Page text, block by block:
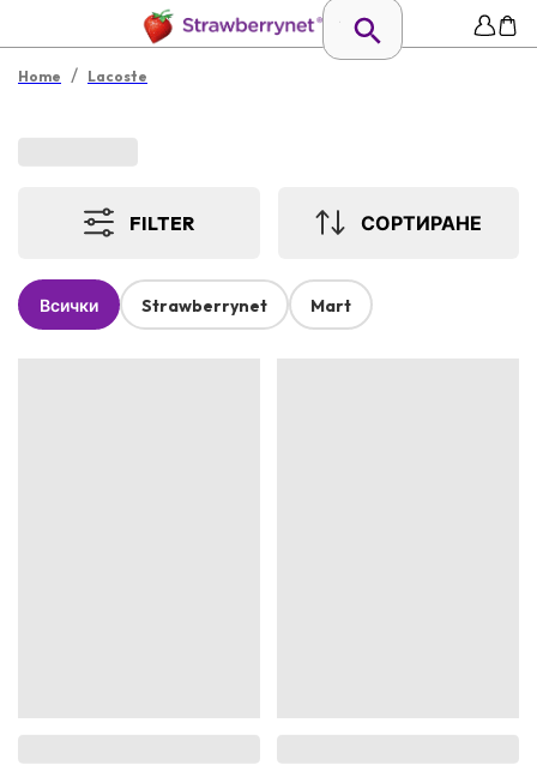
Home / Lacoste
FILTER СОРТИРАНЕ
Всички Strawberrynet Mart